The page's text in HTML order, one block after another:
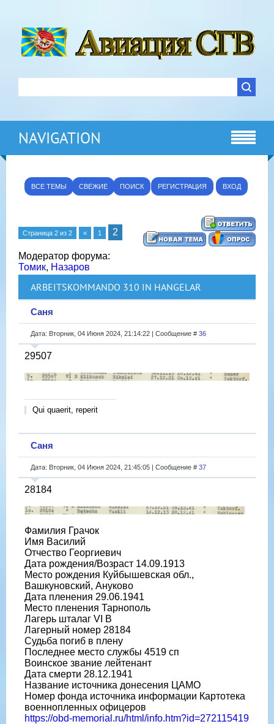
NAVIGATION
ВСЕ ТЕМЫ СВЕЖИЕ ПОИСК РЕГИСТРАЦИЯ ВХОД
Страница 2 из 2 « 1 2
Модератор форума:
Томик, Назаров
ARBEITSKOMMANDO 310 IN HANGELAR
Саня
Дата: Вторник, 04 Июня 2024, 21:14:22 | Сообщение # 36
29507
Qui quaerit, reperit
Саня
Дата: Вторник, 04 Июня 2024, 21:45:05 | Сообщение # 37
28184
Фамилия Грачок
Имя Василий
Отчество Георгиевич
Дата рождения/Возраст 14.09.1913
Место рождения Куйбышевская обл.,
Вашкуновский, Ануково
Дата пленения 29.06.1941
Место пленения Тарнополь
Лагерь шталаг VI B
Лагерный номер 28184
Судьба погиб в плену
Последнее место службы 4519 сп
Воинское звание лейтенант
Дата смерти 28.12.1941
Название источника донесения ЦАМО
Номер фонда источника информации Картотека
военнопленных офицеров
https://obd-memorial.ru/html/info.htm?id=272115419